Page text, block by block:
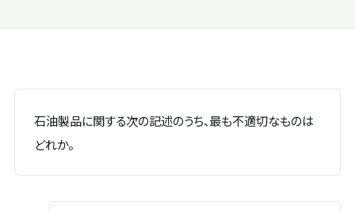
石油製品に関する次の記述のうち、最も不適切なものは
どれか。